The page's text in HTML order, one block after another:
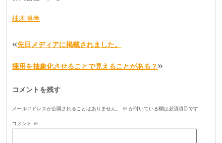
柚木博考
«先日メディアに掲載されました。
採用を抽象化させることで見えることがある？ »
コメントを残す
メールアドレスが公開されることはありません。 ※ が付いている欄は必須項目です
コメント ※